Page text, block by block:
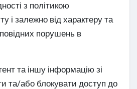
з політикою
і залежно від характеру та
порушень в
та іншу інформацію зі
та/або блокувати доступ до